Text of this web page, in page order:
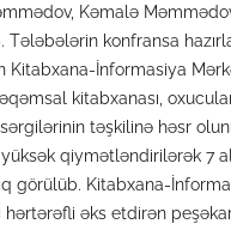
Kəmalə
Tələbələrin konfransa
Kitabxana-İnformasiya
kitabxanası,
təşkilinə həsr
qiymətləndirilərək 7
görülüb. Kitabxana-
əks etdirən